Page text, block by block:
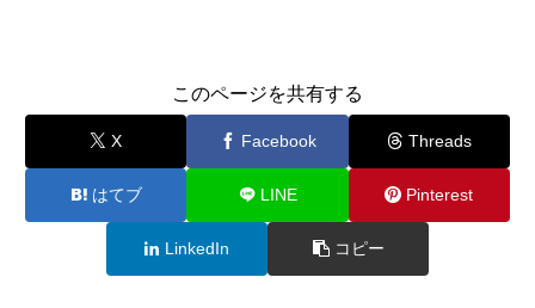
このページを共有する
X Facebook Threads
はてブ LINE Pinterest
LinkedIn コピー